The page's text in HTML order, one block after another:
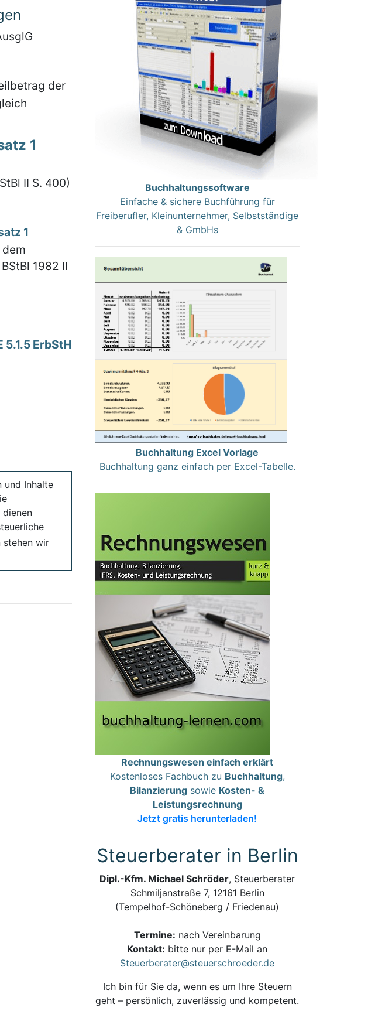
der
1
II S. 400)
1
1982 II
5.1.5 ErbStH
und Inhalte
stehen wir
Buchhaltungssoftware
Einfache & sichere Buchführung für
Freiberufler, Kleinunternehmer, Selbstständige
& GmbHs
Buchhaltung Excel Vorlage
Buchhaltung ganz einfach per Excel-Tabelle.
Rechnungswesen einfach erklärt
Kostenloses Fachbuch zu Buchhaltung,
Bilanzierung sowie Kosten- &
Leistungsrechnung
Jetzt gratis herunterladen!
Steuerberater in Berlin
Dipl.-Kfm. Michael Schröder, Steuerberater
Schmiljanstraße 7, 12161 Berlin
(Tempelhof-Schöneberg / Friedenau)
Termine: nach Vereinbarung
Kontakt: bitte nur per E-Mail an
Steuerberater@steuerschroeder.de
Ich bin für Sie da, wenn es um Ihre Steuern
geht – persönlich, zuverlässig und kompetent.